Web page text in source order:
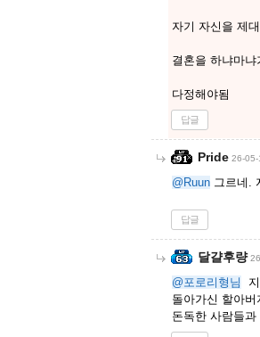
자기 자신을 제
결혼을 하냐마냐
다정해야됨
답글
Pride 26-
@Ruun 그르네.
답글
달걀후량
@포로리형님
돌아가신 할아
돈독한 사람들